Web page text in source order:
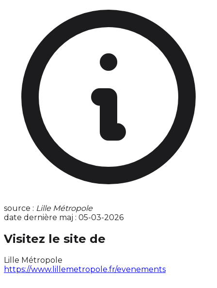
source : Lille Métropole
date dernière maj : 05-03-2026
Visitez le site de
Lille Métropole
https://www.lillemetropole.fr/evenements